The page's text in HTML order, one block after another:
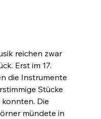
reichen zwar
Erst im 17.
die Instrumente
Stücke
Die
mündete in